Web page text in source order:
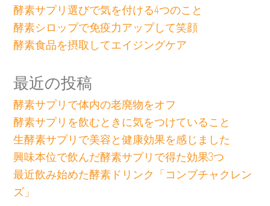
酵素サプリ選びで気を付ける4つのこと
酵素シロップで免疫力アップして笑顔
酵素食品を摂取してエイジングケア
最近の投稿
酵素サプリで体内の老廃物をオフ
酵素サプリを飲むときに気をつけていること
生酵素サプリで美容と健康効果を感じました
興味本位で飲んだ酵素サプリで得た効果3つ
最近飲み始めた酵素ドリンク「コンブチャクレン
ズ」